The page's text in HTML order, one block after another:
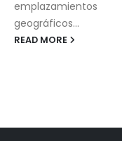
textos recopilados
caminando...
READ MORE